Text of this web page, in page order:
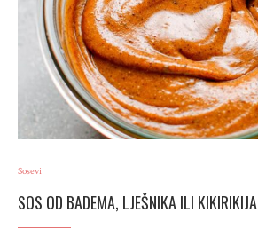
Sosevi
SOS OD BADEMA, LJEŠNIKA ILI KIKIRIKIJA